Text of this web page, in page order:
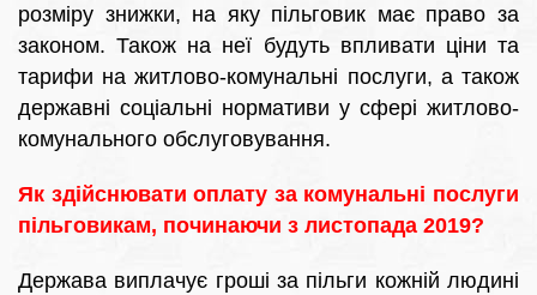
розміру знижки, на яку пільговик має право за
законом. Також на неї будуть впливати ціни та
тарифи на житлово-комунальні послуги, а також
державні соціальні нормативи у сфері житлово-
комунального обслуговування.
Як здійснювати оплату за комунальні послуги
пільговикам, починаючи з листопада 2019?
Держава виплачує гроші за пільги кожній людині